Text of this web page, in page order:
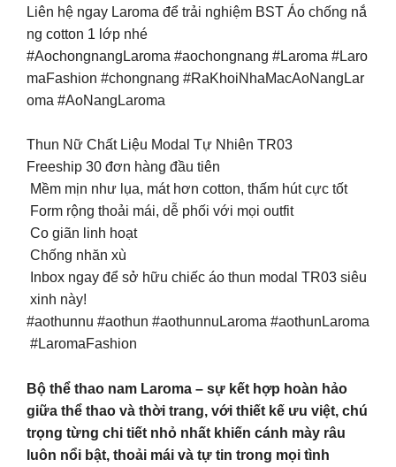
Liên hệ ngay Laroma để trải nghiệm BST Áo chống nắ
ng cotton 1 lớp nhé
#AochongnangLaroma #aochongnang #Laroma #Laro
maFashion #chongnang #RaKhoiNhaMacAoNangLar
oma #AoNangLaroma
Thun Nữ Chất Liệu Modal Tự Nhiên TR03
Freeship 30 đơn hàng đầu tiên
Mềm mịn như lụa, mát hơn cotton, thấm hút cực tốt
Form rộng thoải mái, dễ phối với mọi outfit
Co giãn linh hoạt
Chống nhăn xù
Inbox ngay để sở hữu chiếc áo thun modal TR03 siêu
xinh này!
#aothunnu #aothun #aothunnuLaroma #aothunLaroma
#LaromaFashion
Bộ thể thao nam Laroma – sự kết hợp hoàn hảo
giữa thể thao và thời trang, với thiết kế ưu việt, chú
trọng từng chi tiết nhỏ nhất khiến cánh mày râu
luôn nổi bật, thoải mái và tự tin trong mọi tình